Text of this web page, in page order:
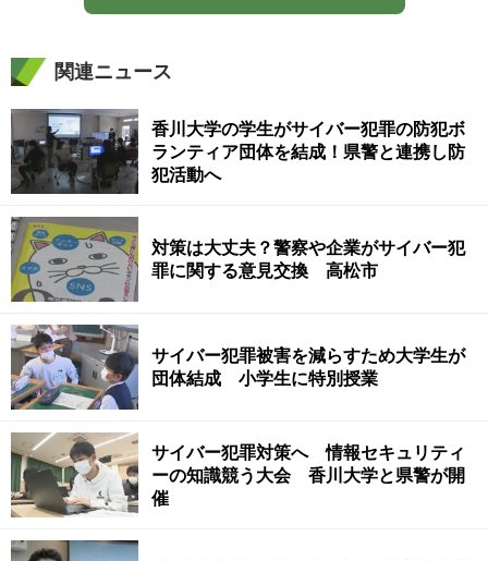
関連ニュース
香川大学の学生がサイバー犯罪の防犯ボ
ランティア団体を結成！県警と連携し防
犯活動へ
対策は大丈夫？警察や企業がサイバー犯
罪に関する意見交換 高松市
サイバー犯罪被害を減らすため大学生が
団体結成 小学生に特別授業
サイバー犯罪対策へ 情報セキュリティ
ーの知識競う大会 香川大学と県警が開
催